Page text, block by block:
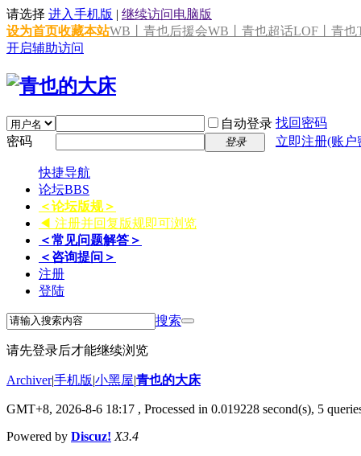
请选择 进入手机版 | 继续访问电脑版
设为首页收藏本站WB丨青也后援会WB丨青也超话LOF丨青也
开启辅助访问
自动登录 找回密码
密码
登录 立即注册(账
快捷导航
论坛BBS
＜论坛版规＞
◀ 注册并回复版规即可浏览
＜常见问题解答＞
＜咨询提问＞
注册
登陆
搜索
请先登录后才能继续浏览
Archiver|手机版|小黑屋|青也的大床
GMT+8, 2026-8-6 18:17 , Processed in 0.019228 second(s), 5
Powered by Discuz! X3.4